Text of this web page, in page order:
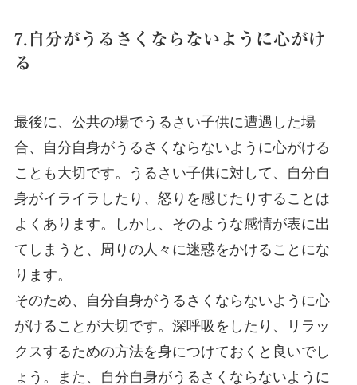
7.自分がうるさくならないように心がけ
る
最後に、公共の場でうるさい子供に遭遇した場
合、自分自身がうるさくならないように心がける
ことも大切です。うるさい子供に対して、自分自
身がイライラしたり、怒りを感じたりすることは
よくあります。しかし、そのような感情が表に出
てしまうと、周りの人々に迷惑をかけることにな
ります。
そのため、自分自身がうるさくならないように心
がけることが大切です。深呼吸をしたり、リラッ
クスするための方法を身につけておくと良いでし
ょう。また、自分自身がうるさくならないように